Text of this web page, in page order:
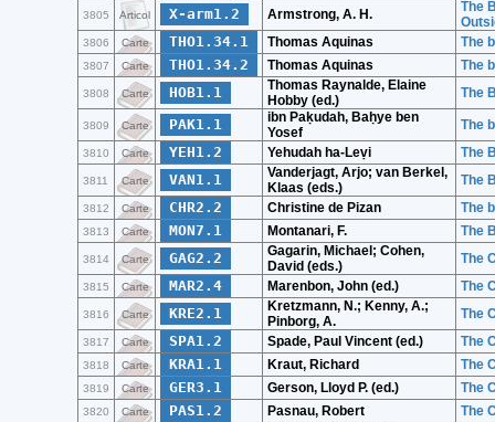
3805 Articol X-arm1.2 Armstrong, A. H.
The
3806 Carte THO1.34.1 Thomas Aquinas The
3807 Carte THO1.34.2 Thomas Aquinas The
3808 Carte HOB1.1
Thomas Raynalde, Elaine
Hobby (ed.)
The
3809 Carte PAK1.1
ibn Paḳudah, Baḥye ben
Yosef
The
3810 Carte YEH1.2 Yehudah ha-Leṿi The
3811 Carte VAN1.1
Vanderjagt, Arjo; van Berkel,
Klaas (eds.)
The
3812 Carte CHR2.2 Christine de Pizan The
3813 Carte MON7.1 Montanari, F. The
3814 Carte GAG2.2
Gagarin, Michael; Cohen,
David (eds.)
The
3815 Carte MAR2.4 Marenbon, John (ed.) The
3816 Carte KRE2.1
Kretzmann, N.; Kenny, A.;
Pinborg, A.
The
3817 Carte SPA1.2 Spade, Paul Vincent (ed.) The
3818 Carte KRA1.1 Kraut, Richard The
3819 Carte GER3.1 Gerson, Lloyd P. (ed.) The
3820 Carte PAS1.2 Pasnau, Robert The